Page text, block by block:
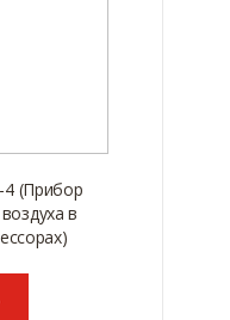
(Прибор
в